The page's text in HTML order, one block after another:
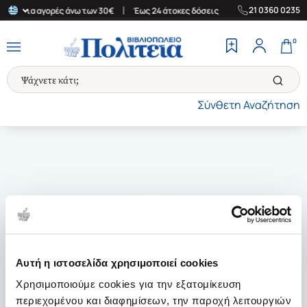
Αυτή η ιστοσελίδα χρησιμοποιεί cookies
Χρησιμοποιούμε cookies για την εξατομίκευση
περιεχομένου και διαφημίσεων, την παροχή λειτουργιών
για αγορές άνω των 30€ Έως 24 άτοκες δόσεις | Δωρεάν
21 0360 0235
Σύνθετη Αναζήτηση
0